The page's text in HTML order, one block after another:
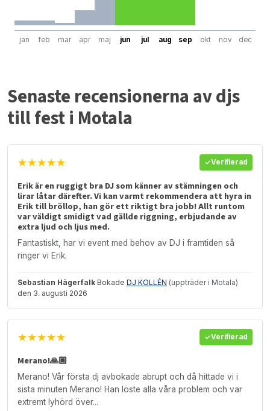
jan feb mar apr maj jun jul aug sep okt nov dec
Senaste recensionerna av djs
till fest i Motala
★★★★★ Verifierad
Erik är en ruggigt bra DJ som känner av stämningen och
lirar låtar därefter. Vi kan varmt rekommendera att hyra in
Erik till bröllop, han gör ett riktigt bra jobb! Allt runtom
var väldigt smidigt vad gällde riggning, erbjudande av
extra ljud och ljus med.
Fantastiskt, har vi event med behov av DJ i framtiden så
ringer vi Erik.
Sebastian Hägerfalk Bokade DJ KOLLÉN (uppträder i Motala)
den 3. augusti 2026
★★★★★ Verifierad
Merano!🙏🏽
Merano! Vår första dj avbokade abrupt och då hittade vi i
sista minuten Merano! Han löste alla våra problem och var
extremt lyhörd över...